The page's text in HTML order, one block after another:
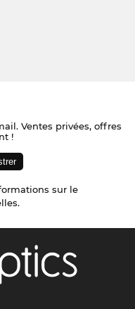
Ventes privées, offres
!
sur le